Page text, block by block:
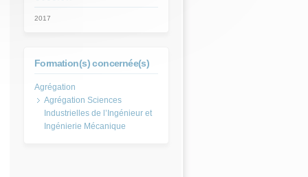
2017
Formation(s) concernée(s)
Agrégation Sciences
Industrielles de l’Ingénieur et
Ingénierie Mécanique